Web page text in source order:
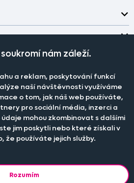
Dante.cz
akční nabídky, novinky, tipy a
záclon?
nám záleží.
a reklam, poskytování funkcí
naší návštěvnosti využíváme
o tom, jak náš web používáte,
pro sociální média, inzerci a
mohou zkombinovat s dalšími
jim poskytli nebo které získali v
že používáte jejich služby.
Rozumím